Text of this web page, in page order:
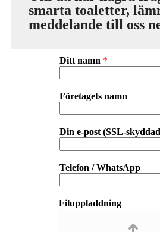
smarta toaletter,
meddelande till oss
Ditt namn *
Företagets namn
Din e-post (SSL-
Telefon / WhatsApp
Filuppladdning